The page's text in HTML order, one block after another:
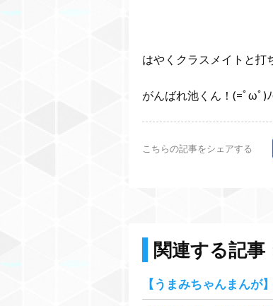
はやくクラスメイトと打
がんばれ池くん！(=ﾟωﾟ)
こちらの記事をシェアする
関連する記事
【うまみちゃんまんが